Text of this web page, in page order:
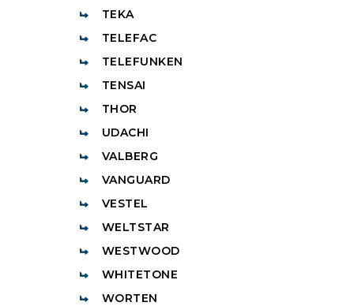
TEKA
TELEFAC
TELEFUNKEN
TENSAI
THOR
UDACHI
VALBERG
VANGUARD
VESTEL
WELTSTAR
WESTWOOD
WHITETONE
WORTEN